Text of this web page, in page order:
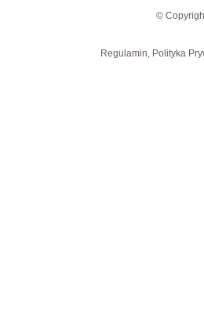
©
Regulamin, Polityka